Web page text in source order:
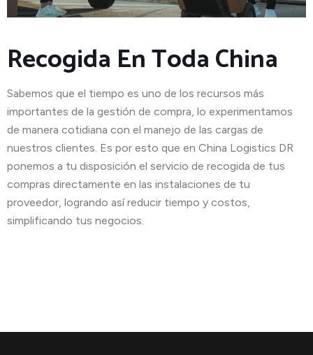
Recogida En Toda China
Sabemos que el tiempo es uno de los recursos más
importantes de la gestión de compra, lo experimentamos
de manera cotidiana con el manejo de las cargas de
nuestros clientes. Es por esto que en China Logistics DR
ponemos a tu disposición el servicio de recogida de tus
compras directamente en las instalaciones de tu
proveedor, logrando así reducir tiempo y costos,
simplificando tus negocios.